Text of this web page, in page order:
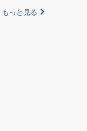
もっと見る